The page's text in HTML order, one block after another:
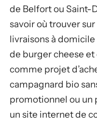
de Belfort ou Saint-
savoir où trouver
livraisons à
de burger cheese et
comme projet
campagnard bio
promotionnel ou un
un site internet de